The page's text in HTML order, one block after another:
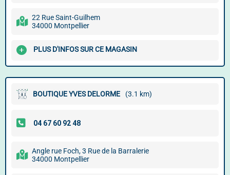
22 Rue Saint-Guilhem
34000 Montpellier
PLUS D'INFOS SUR CE MAGASIN
BOUTIQUE YVES DELORME (3.1 km)
Angle rue Foch, 3 Rue de la Barralerie
34000 Montpellier